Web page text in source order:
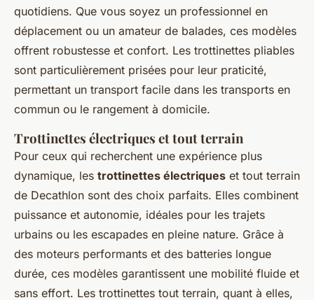
quotidiens. Que vous soyez un professionnel en
déplacement ou un amateur de balades, ces modèles
offrent robustesse et confort. Les trottinettes pliables
sont particulièrement prisées pour leur praticité,
permettant un transport facile dans les transports en
commun ou le rangement à domicile.
Trottinettes électriques et tout terrain
Pour ceux qui recherchent une expérience plus
dynamique, les trottinettes électriques et tout terrain
de Decathlon sont des choix parfaits. Elles combinent
puissance et autonomie, idéales pour les trajets
urbains ou les escapades en pleine nature. Grâce à
des moteurs performants et des batteries longue
durée, ces modèles garantissent une mobilité fluide et
sans effort. Les trottinettes tout terrain, quant à elles,